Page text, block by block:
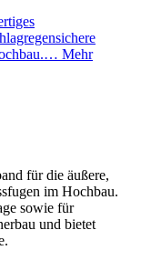
Mehr
für die äußere,
im Hochbau.
sowie für
und bietet